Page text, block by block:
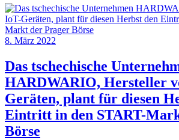
8. März 2022
Das tschechische
HARDWARIO, Hersteller
Geräten, plant für diesen
Eintritt in den START-
Börse